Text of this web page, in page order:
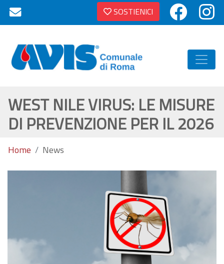
SOSTIENICI
WEST NILE VIRUS: LE MISURE
DI PREVENZIONE PER IL 2026
Home News